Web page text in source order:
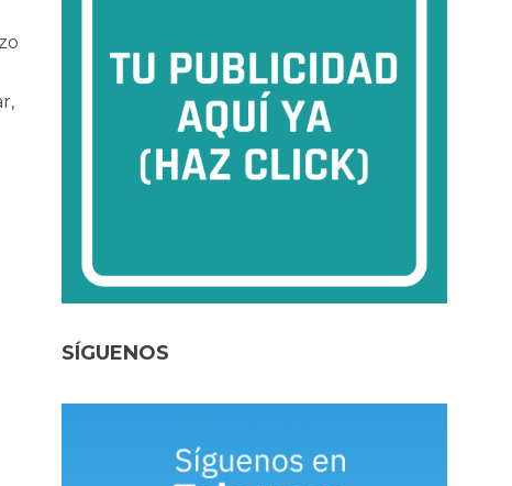
SÍGUENOS